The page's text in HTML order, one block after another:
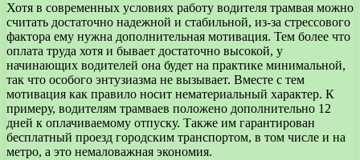
Хотя в современных условиях работу водителя трамвая можно
считать достаточно надежной и стабильной, из-за стрессового
фактора ему нужна дополнительная мотивация. Тем более что
оплата труда хотя и бывает достаточно высокой, у
начинающих водителей она будет на практике минимальной,
так что особого энтузиазма не вызывает. Вместе с тем
мотивация как правило носит нематериальный характер. К
примеру, водителям трамваев положено дополнительно 12
дней к оплачиваемому отпуску. Также им гарантирован
бесплатный проезд городским транспортом, в том числе и на
метро, а это немаловажная экономия.